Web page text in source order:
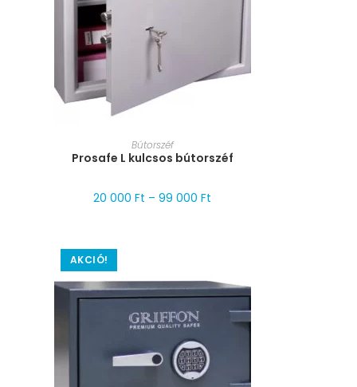
MÉRET VÁLASZTÁSA
Bútorszéf
Prosafe L kulcsos bútorszéf
20 000Ft –99 000Ft
AKCIÓ!